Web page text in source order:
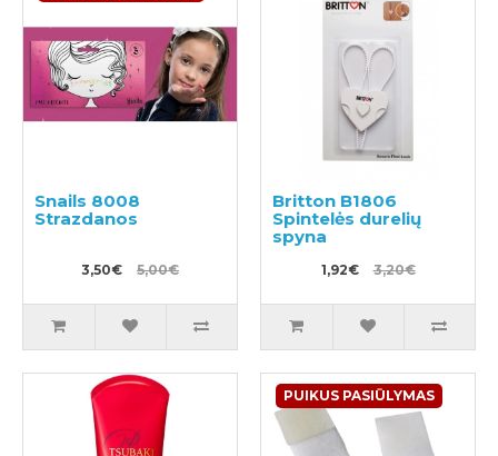
Snails 8008
Strazdanos
3,50€ 5,00€
Britton B1806
Spintelės durelių
spyna
1,92€ 3,20€
PUIKUS PASIŪLYMAS